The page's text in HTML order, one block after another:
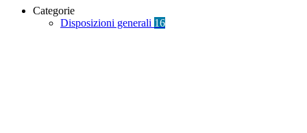
Categorie
Disposizioni generali 16